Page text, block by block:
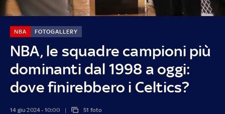
NBA, le squadre campioni più
dominanti dal 1998 a oggi:
dove finirebbero i Celtics?
NBA FOTOGALLERY
14 giu 2024 - 10:00 51 foto